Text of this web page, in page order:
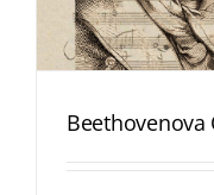
Beethovenova